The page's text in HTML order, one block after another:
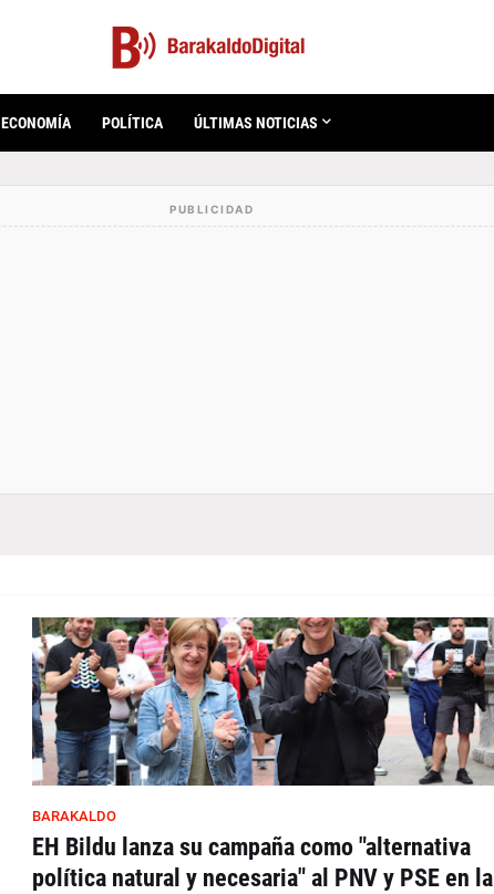
ECONOMÍA POLÍTICA ÚLTIMAS NOTICIAS
BARAKALDO
EH Bildu lanza su campaña como "alternativa
política natural y necesaria" al PNV y PSE en la